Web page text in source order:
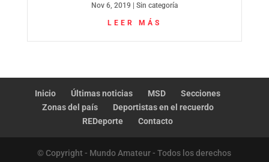
Nov 6, 2019 | Sin categoría
LEER MÁS
Inicio Últimas noticias MSD
Secciones
Zonas del país
Deportistas en el recuerdo
REDeporte
Contacto
© Copyright - Mundo Amateur - Todos los derechos